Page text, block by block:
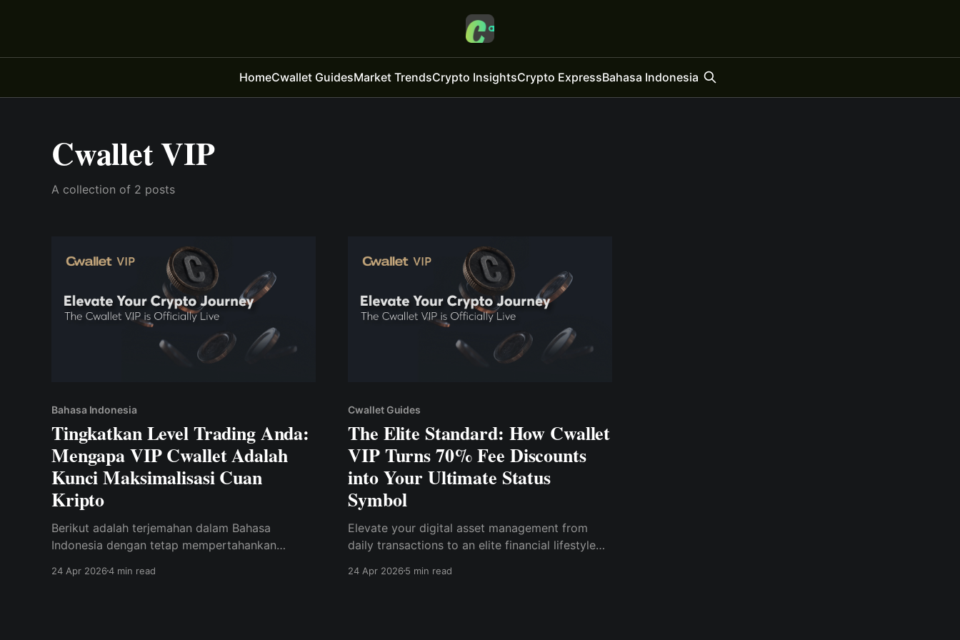
HomeCwallet GuidesMarket TrendsCrypto InsightsCrypto ExpressBahasa Indonesia
Cwallet VIP
A collection of 2 posts
Bahasa Indonesia
Tingkatkan Level Trading Anda:
Mengapa VIP Cwallet Adalah
Kunci Maksimalisasi Cuan
Kripto
Berikut adalah terjemahan dalam Bahasa
Indonesia dengan tetap mempertahankan
namun inspiratif, serta istilah teknis dalam
24 Apr 20264 min read
Cwallet Guides
The Elite Standard: How Cwallet
VIP Turns 70% Fee Discounts
into Your Ultimate Status
Symbol
Elevate your digital asset management from
daily transactions to an elite financial lifestyle
24 Apr 20265 min read